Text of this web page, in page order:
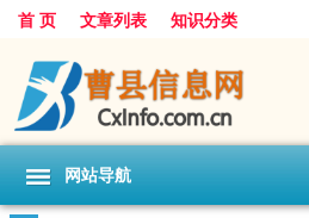
首 页 文章列表 知识分类
网站导航